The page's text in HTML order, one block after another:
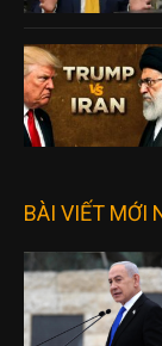
BÀI VIẾT MỚI